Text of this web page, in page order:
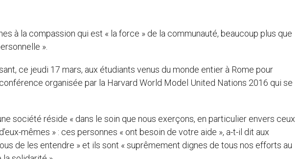
à la compassion qui est « la force » de la communauté, beaucoup plus que
».
ce jeudi 17 mars, aux étudiants venus du monde entier à Rome pour
organisée par la Harvard World Model United Nations 2016 qui se
société réside « dans le soin que nous exerçons, en particulier envers ceux
mêmes » : ces personnes « ont besoin de votre aide », a-t-il dit aux
de les entendre » et ils sont « suprêmement dignes de tous nos efforts au